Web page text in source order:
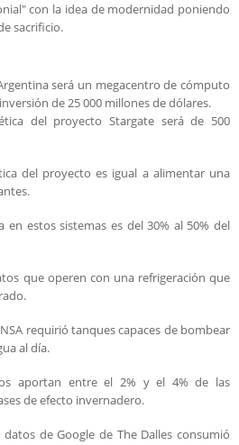
con la idea de modernidad poniendo
sacrificio.
será un megacentro de cómputo
de 25 000 millones de dólares.
del proyecto Stargate será de 500
del proyecto es igual a alimentar una
en estos sistemas es del 30% al 50% del
que operen con una refrigeración que
requirió tanques capaces de bombear
al día.
aportan entre el 2% y el 4% de las
de efecto invernadero.
de Google de The Dalles consumió